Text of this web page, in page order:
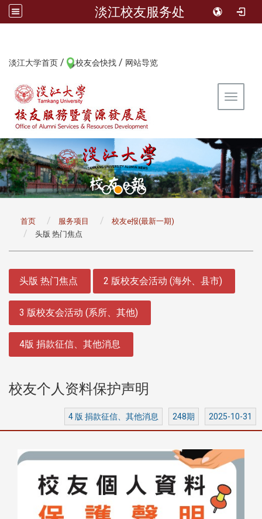
淡江校友服务处
淡江大学首页 / 校友会快找 / 网站导览
Toggle
首页 服务项目
校友e报(最新一期)
头版 热门焦点
头版 热门焦点 2 版校友会活动 (海外、县市)
3 版校友会活动 (系所、其他)
4版 捐款征信、其他消息
校友个人资料保护声明
4 版 捐款征信、其他消息 248期 2025-10-31